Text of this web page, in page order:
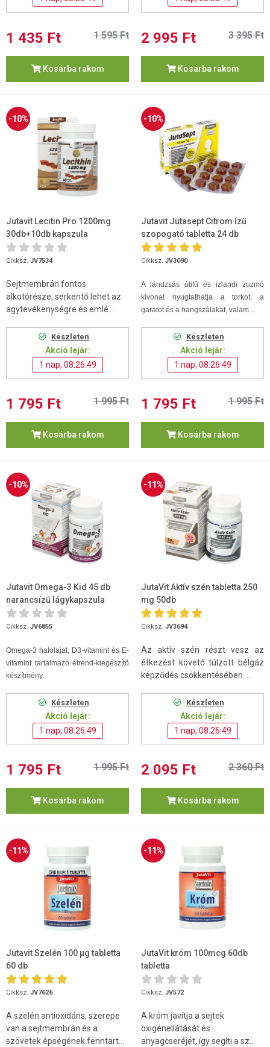
1 435 Ft 1 595 Ft
Kosárba rakom
2 995 Ft 3 395 Ft
Kosárba rakom
-10%
Jutavit Lecitin Pro 1200mg
30db+10db kapszula
Cikksz. JV7534
Sejtmembrán fontos
alkotórésze, serkentő lehet az
agytevékenységre és emlé...
Készleten
Akció lejár:
1 nap, 08:26:48
1 795 Ft 1 995 Ft
Kosárba rakom
-10%
Jutavit Jutasept Citrom ízű
szopogató tabletta 24 db
Cikksz. JV3090
A lándzsás útifű és izlandi zuzmó
kivonat nyugtathatja a torkot, a
garatot és a hangszálakat, valam...
Készleten
Akció lejár:
1 nap, 08:26:48
1 795 Ft 1 995 Ft
Kosárba rakom
-10%
Jutavit Omega-3 Kid 45 db
narancsízű lágykapszula
Cikksz. JV6855
Omega-3 halolajat, D3-vitamint és E-
vitamint tartalmazó étrend-kiegészítő
készítmény.
Készleten
Akció lejár:
1 nap, 08:26:48
1 795 Ft 1 995 Ft
Kosárba rakom
-11%
JutaVit Aktív szén tabletta 250
mg 50db
Cikksz. JV3694
Az aktív szén részt vesz az
étkezést követő túlzott bélgáz
képződés csökkentésében. ...
Készleten
Akció lejár:
1 nap, 08:26:48
2 095 Ft 2 360 Ft
Kosárba rakom
-11%
Jutavit Szelén 100 µg tabletta
60 db
Cikksz. JV7626
A szelén antioxidáns, szerepe
van a sejtmembrán és a
szövetek épségének fenntart...
-11%
JutaVit króm 100mcg 60db
tabletta
Cikksz. JV572
A króm javítja a sejtek
oxigénellátását és
anyagcseréjét, így segíti a sz...